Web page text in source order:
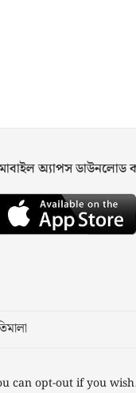
অ্যাপস ডাউনলোড
Designed and
can opt-out if you